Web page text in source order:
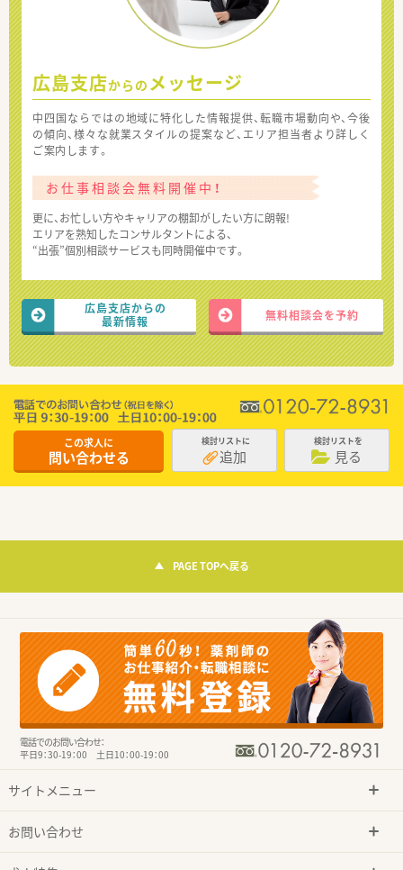
広島支店からの メッセージ
中四国ならではの地域に特化した情報提供、転職市場動向や、今後
の傾向、様々な就業スタイルの提案など、エリア担当者より詳しく
ご案内します。
お仕事相談会無料開催中！
更に、お忙しい方やキャリアの棚卸がしたい方に朗報!
エリアを熟知したコンサルタントによる、
“出張”個別相談サービスも同時開催中です。
広島支店からの
最新情報
無料相談会を予約
この求人に
問い合わせる
検討リストに
追加
検討リストを
見る
PAGE TOPへ戻る
電話でのお問い合わせ：
平日9：30-19：00 土日10：00-19：00
サイトメニュー
お問い合わせ